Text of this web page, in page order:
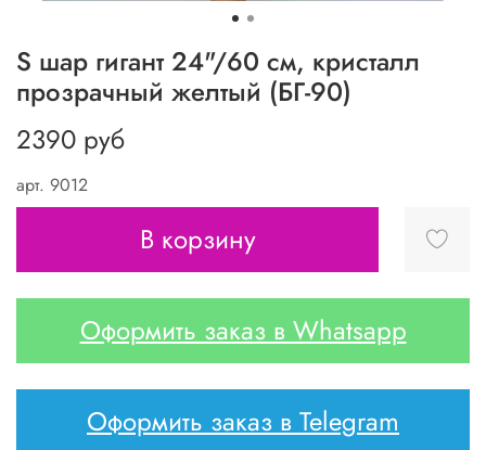
арт. 9012
S шар гигант 24"/60 см, кристалл
прозрачный желтый (БГ-90)
2390 руб
В корзину
Оформить заказ в Whatsapp
Оформить заказ в Telegram